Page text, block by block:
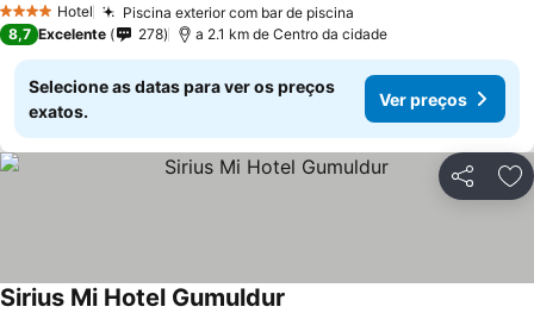
4 EstrelasHotel Piscina exterior com bar de piscina
8,7 Excelente 278 a 2.1 km de Centro da cidade
Selecione as datas para ver os preços
exatos.
Ver preços
Partilhar
Sirius Mi Hotel Gumuldur